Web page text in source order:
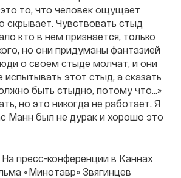
то, что человек ощущает
скрывает. Чувствовать стыд
кто в нем признается, только
но они придуманы фантазией
о своем стыде молчат, и они
испытывать этот стыд, а сказать
быть стыдно, потому что…»
но это никогда не работает. Я
Манн был не дурак и хорошо это
На пресс-конференции в Каннах
«Минотавр» Звягинцев